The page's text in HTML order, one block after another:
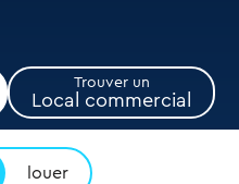
Trouver un
Local commercial
louer